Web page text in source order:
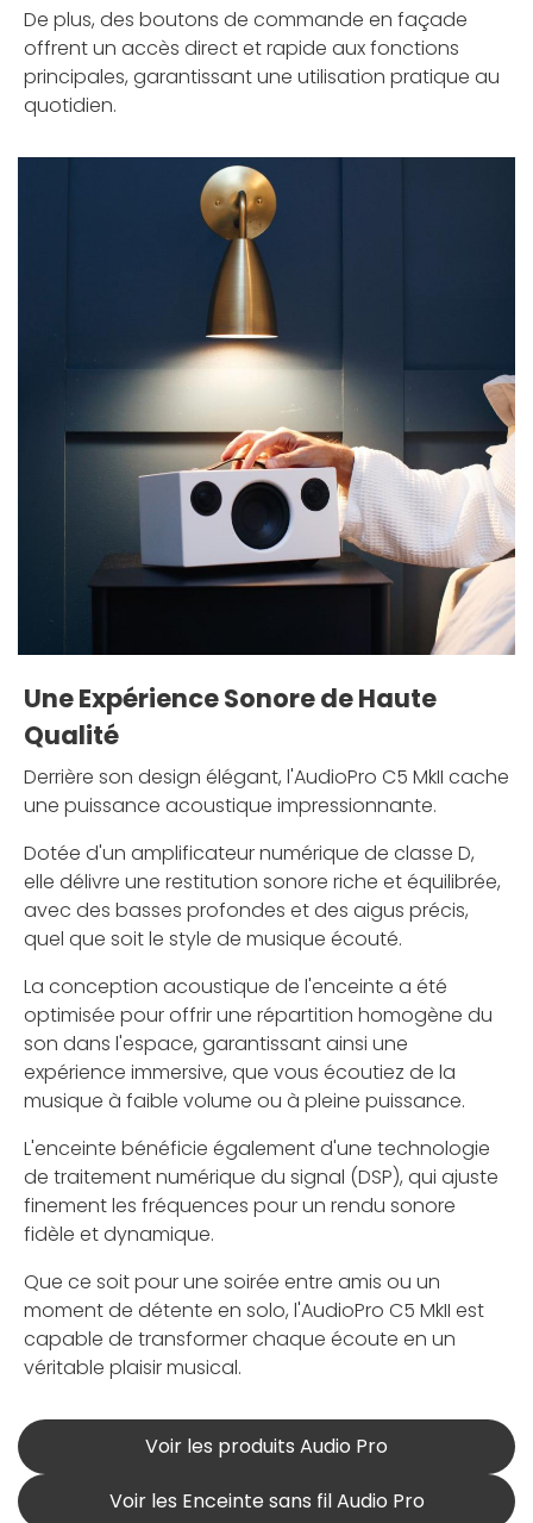
De plus, des boutons de commande en façade
offrent un accès direct et rapide aux fonctions
principales, garantissant une utilisation pratique au
quotidien.
Une Expérience Sonore de Haute
Qualité
Derrière son design élégant, l'AudioPro C5 MkII cache
une puissance acoustique impressionnante.
Dotée d'un amplificateur numérique de classe D,
elle délivre une restitution sonore riche et équilibrée,
avec des basses profondes et des aigus précis,
quel que soit le style de musique écouté.
La conception acoustique de l'enceinte a été
optimisée pour offrir une répartition homogène du
son dans l'espace, garantissant ainsi une
expérience immersive, que vous écoutiez de la
musique à faible volume ou à pleine puissance.
L'enceinte bénéficie également d'une technologie
de traitement numérique du signal (DSP), qui ajuste
finement les fréquences pour un rendu sonore
fidèle et dynamique.
Que ce soit pour une soirée entre amis ou un
moment de détente en solo, l'AudioPro C5 MkII est
capable de transformer chaque écoute en un
véritable plaisir musical.
Voir les produits Audio Pro
Voir les Enceinte sans fil Audio Pro